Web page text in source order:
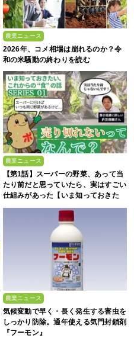
農業ニュース
2026年、コメ相場は崩れるのか？令
和の米騒動の終わりを読む
農業ニュース
【第1話】スーパーの野菜、あって当
たり前だと思っていたら、実はすごい
仕組みがあった【いま知っておきた
い、これからの”食”の話】
農業ニュース
気候変動で早く・長く発生する害虫を
しっかり防除。通年使える気門封鎖剤
『フーモン』